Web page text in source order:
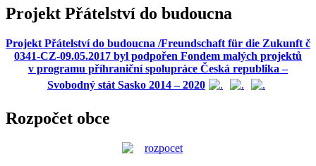
Projekt Přátelství do budoucna
Projekt Přátelství do budoucna /Freundschaft für die Zukunft č
0341-CZ-09.05.2017 byl podpořen Fondem malých projektů
v programu příhraniční spolupráce Česká republika –
Svobodný stát Sasko 2014 – 2020
Rozpočet obce